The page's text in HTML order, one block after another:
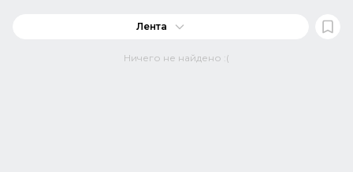
Лента
Ничего не найдено :(